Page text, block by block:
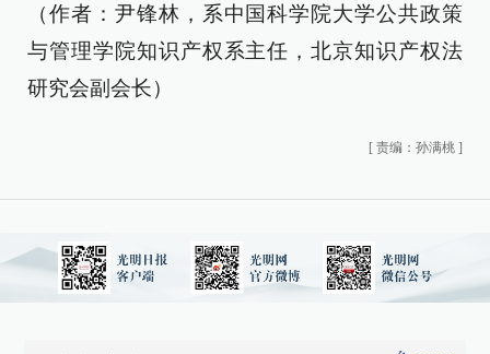
（作者：尹锋林，系中国科学院大学公共政策
与管理学院知识产权系主任，北京知识产权法
研究会副会长）
[ 责编：孙满桃 ]